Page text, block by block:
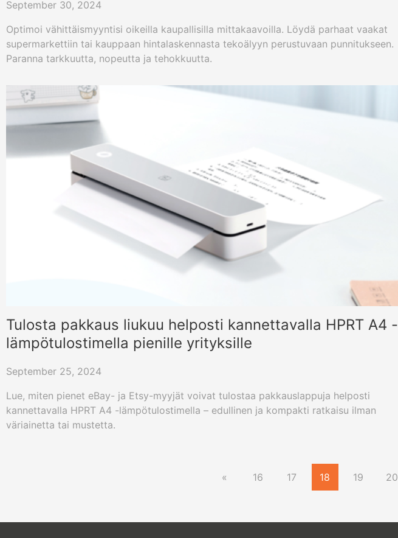
September 30, 2024
Optimoi vähittäismyyntisi oikeilla kaupallisilla mittakaavoilla. Löydä parhaat vaakat
supermarkettiin tai kauppaan hintalaskennasta tekoälyyn perustuvaan punnitukseen.
Paranna tarkkuutta, nopeutta ja tehokkuutta.
Tulosta pakkaus liukuu helposti kannettavalla HPRT A4 -
lämpötulostimella pienille yrityksille
September 25, 2024
Lue, miten pienet eBay- ja Etsy-myyjät voivat tulostaa pakkauslappuja helposti
kannettavalla HPRT A4 -lämpötulostimella – edullinen ja kompakti ratkaisu ilman
väriainetta tai mustetta.
« 16 17 18 19 20